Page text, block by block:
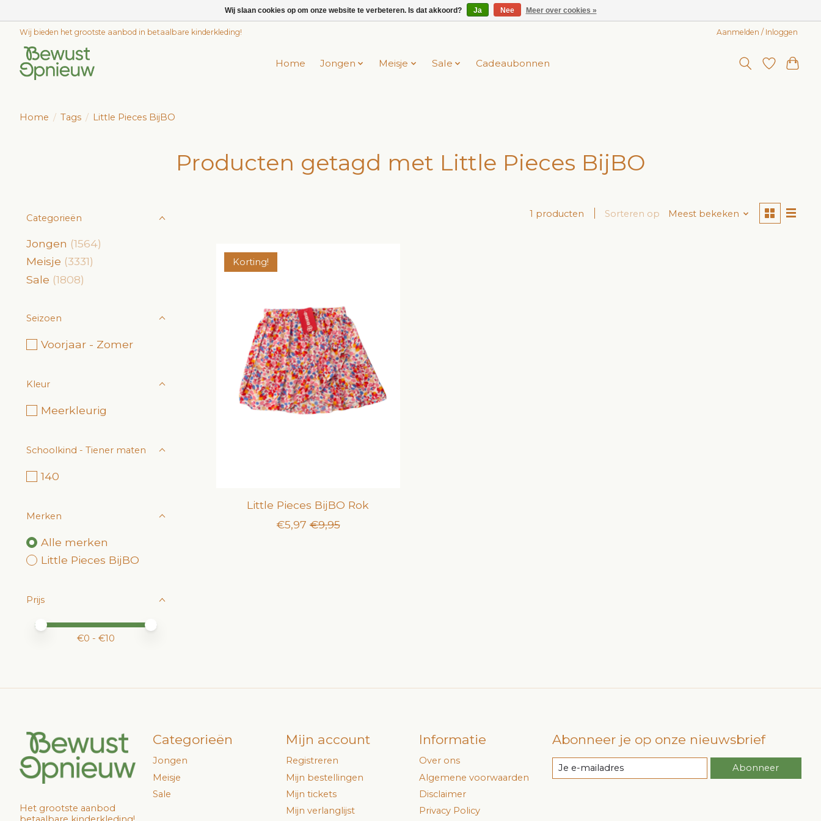
Wij bieden het grootste aanbod in betaalbare kinderkleding! Aanmelden / Inloggen
Home Jongen Meisje Sale Cadeaubonnen
Home / Tags / Little Pieces BijBO
Producten getagd met Little Pieces BijBO
Categorieën
Jongen (1564)
Meisje (3331)
Sale (1808)
Seizoen
Voorjaar - Zomer
Kleur
Meerkleurig
Schoolkind - Tiener maten
140
Merken
Alle merken
Little Pieces BijBO
Prijs
Minimale prijswaarde
Price maximum value
€0 - €10
1 producten Sorteren op Meest bekeken
Korting!
Little Pieces BijBO Rok
€5,97 €9,95
Het grootste aanbod
Categorieën
Jongen
Meisje
Sale
Mijn account
Registreren
Mijn bestellingen
Mijn tickets
Mijn verlanglijst
Informatie
Over ons
Algemene voorwaarden
Disclaimer
Privacy Policy
Abonneer je op onze nieuwsbrief
Abonneer
Wij slaan cookies op om onze website te verbeteren. Is dat akkoord? Ja Nee Meer over cookies »